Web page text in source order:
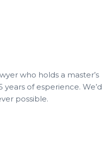
who holds a master’s
of esperience.
possible.